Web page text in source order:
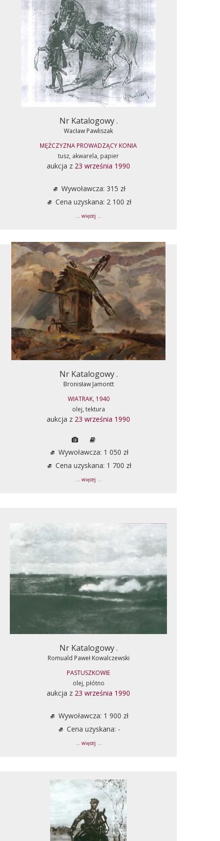
Nr Katalogowy .
Wacław Pawliszak
MĘŻCZYZNA PROWADZĄCY KONIA
tusz, akwarela, papier
aukcja z 23 września 1990
Wywoławcza: 315 zł
Cena uzyskana: 2 100 zł
... więcej ...
Nr Katalogowy .
Bronisław Jamontt
WIATRAK, 1940
olej, tektura
aukcja z 23 września 1990
Wywoławcza: 1 050 zł
Cena uzyskana: 1 700 zł
... więcej ...
Nr Katalogowy .
Romuald Paweł Kowalczewski
PASTUSZKOWIE
olej, płótno
aukcja z 23 września 1990
Wywoławcza: 1 900 zł
Cena uzyskana: -
... więcej ...